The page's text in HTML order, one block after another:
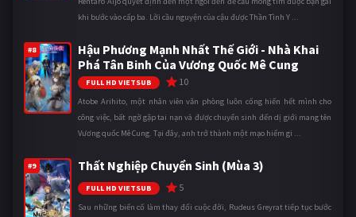
khi bước vào cấp ba. Lời cầu nguyện của cậu được Thần Tình Y ...
#8
Hậu Phương Mạnh Nhất Thế Giới - Nhà Khai
Phá Tân Binh Của Vương Quốc Mê Cung
FULL HD VIETSUB 10
Atobe Arihito, một nhân viên văn phòng luôn cống hiến hết mình cho
công việc, bất ngờ gặp tai nạn và được chuyển sinh đến dị giới mang tên
Vương quốc Mê Cung. Tại đây, anh trở thành một mạo hiểm gi ...
#9 Thất Nghiệp Chuyển Sinh (Mùa 3)
FULL HD VIETSUB 5
Sau những biến cố làm thay đổi cuộc đời, Rudeus Greyrat tiếp tục bước